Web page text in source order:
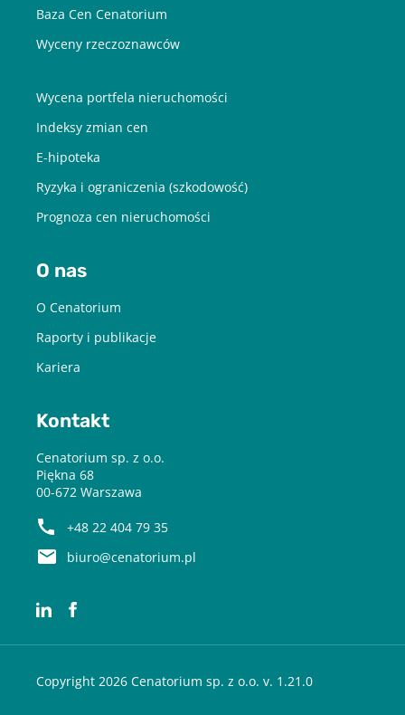
Baza Cen Cenatorium
Wyceny rzeczoznawców
Wycena portfela nieruchomości
Indeksy zmian cen
E-hipoteka
Ryzyka i ograniczenia (szkodowość)
Prognoza cen nieruchomości
O nas
O Cenatorium
Raporty i publikacje
Kariera
Kontakt
Cenatorium sp. z o.o.
Piękna 68
00-672 Warszawa
+48 22 404 79 35
biuro@cenatorium.pl
Copyright 2026 Cenatorium sp. z o.o. v. 1.21.0